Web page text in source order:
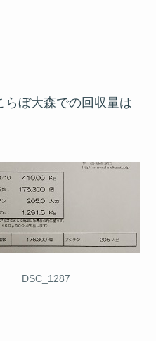
らぼ大森での回収量は
DSC_1287